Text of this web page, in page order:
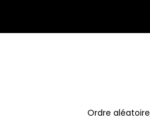
Ordre aléatoire